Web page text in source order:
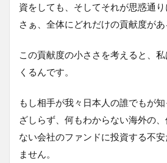
資をしても、そしてそれが思惑通り
さぁ、全体にどれだけの貢献度があ
この貢献度の小ささを考えると、
くるんです。
もし相手が我々日本人の誰でもが
ざしらず、何もわからない海外の
ない会社のファンドに投資する不
ません。